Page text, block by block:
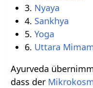
3. Nyaya
4. Sankhya
5. Yoga
6. Uttara
Ayurveda
dass der